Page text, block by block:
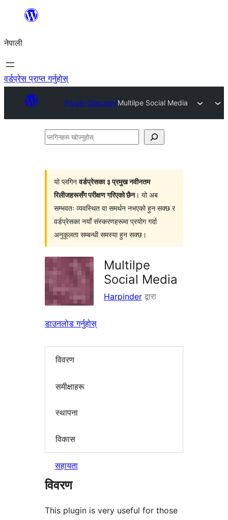
सामग्रीमा
नेपाली
वर्डप्रेस प्राप्त गर्नुहोस्
Plugin DirectoryMultilpe Social Media
प्लगिनहरू
यो प्लगिनवर्डप्रेसका ३ प्रमुख नवीनतम
रिलीजहरूसँग परीक्षण गरिएको छैन। यो अब
सम्भवतः व्यवस्थित वा समर्थन नभएको हुन सक्छ र
वर्डप्रेसका नयाँ संस्करणहरूमा प्रयोग गर्दा
अनुकूलता सम्बन्धी समस्या हुन सक्छ।
Multilpe
Social Media
Harpinder द्वारा
डाउनलोड गर्नुहोस्
विवरण
समीक्षाहरू
स्थापना
विकास
सहायता
विवरण
This plugin is very useful for those